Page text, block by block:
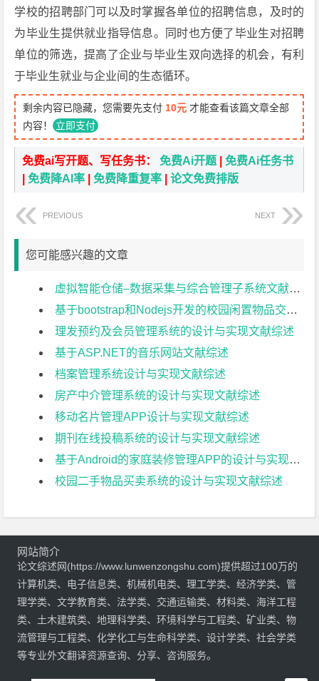
学校的招聘部门可以及时掌握各单位的招聘信息，及时的
为毕业生提供就业指导信息。同时也方便了毕业生对招聘
单位的筛选，提高了企业与毕业生双向选择的机会，有利
于毕业生就业与企业间的生态循环。
剩余内容已隐藏，您需要先支付 10元 才能查看该篇文章全部
内容！ 立即支付
免费ai写开题、写任务书：免费Ai开题 |免费Ai任务书
|免费降AI率 |免费降重复率 |论文免费排版
PREVIOUS NEXT
您可能感兴趣的文章
虚拟智能仓储–数据采集与综合管理子系统文献综述
基于bootstrap和Nodejs开发的校园闲置物品交易平台文献综述
理发预约及会员管理系统的设计与实现文献综述
基于ASP.NET的音乐网站文献综述
档案管理系统设计与实现文献综述
房产中介管理系统的设计与实现文献综述
移动名片管理APP设计与实现文献综述
期刊在线投稿系统的设计与实现文献综述
基于Android的家庭装修管理APP的设计与实现文献综述
校园二手物品买卖系统的设计与实现文献综述
网站简介
论文综述网(https://www.lunwenzongshu.com)提供超过100万的
计算机类、电子信息类、机械机电类、理工学类、经济学类、管
理学类、文学教育类、法学类、交通运输类、材料类、海洋工程
类、土木建筑类、地理科学类、环境科学与工程类、矿业类、物
流管理与工程类、化学化工与生命科学类、设计学类、社会学类
等专业外文翻译资源查询、分享、咨询服务。